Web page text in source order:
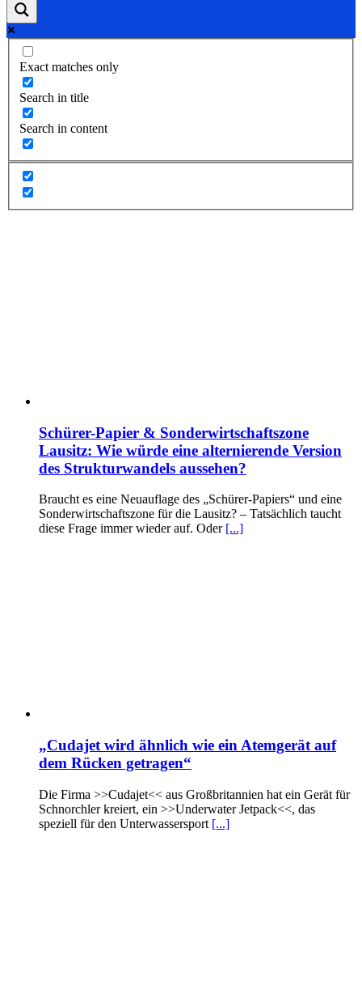
Exact matches only
Search in title
Search in content
Schürer-Papier & Sonderwirtschaftszone
Lausitz: Wie würde eine alternierende Version
des Strukturwandels aussehen?
Braucht es eine Neuauflage des „Schürer-Papiers“ und eine
Sonderwirtschaftszone für die Lausitz? – Tatsächlich taucht
diese Frage immer wieder auf. Oder [...]
„Cudajet wird ähnlich wie ein Atemgerät auf
dem Rücken getragen“
Die Firma >>Cudajet<< aus Großbritannien hat ein Gerät für
Schnorchler kreiert, ein >>Underwater Jetpack<<, das
speziell für den Unterwassersport [...]